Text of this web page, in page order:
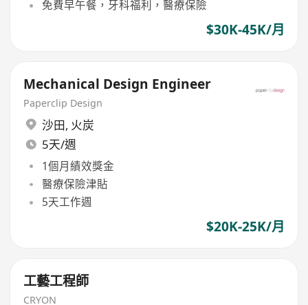
免費早午餐，牙科福利，醫療保險
$30K-45K/月
Mechanical Design Engineer
Paperclip Design
沙田, 火炭
5天/週
1個月績效獎金
醫療保險津貼
5天工作週
$20K-25K/月
工藝工程師
CRYON